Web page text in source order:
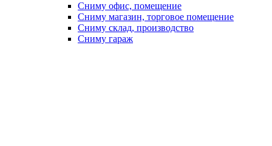
Сниму офис, помещение
Сниму магазин, торговое помещение
Сниму склад, производство
Сниму гараж